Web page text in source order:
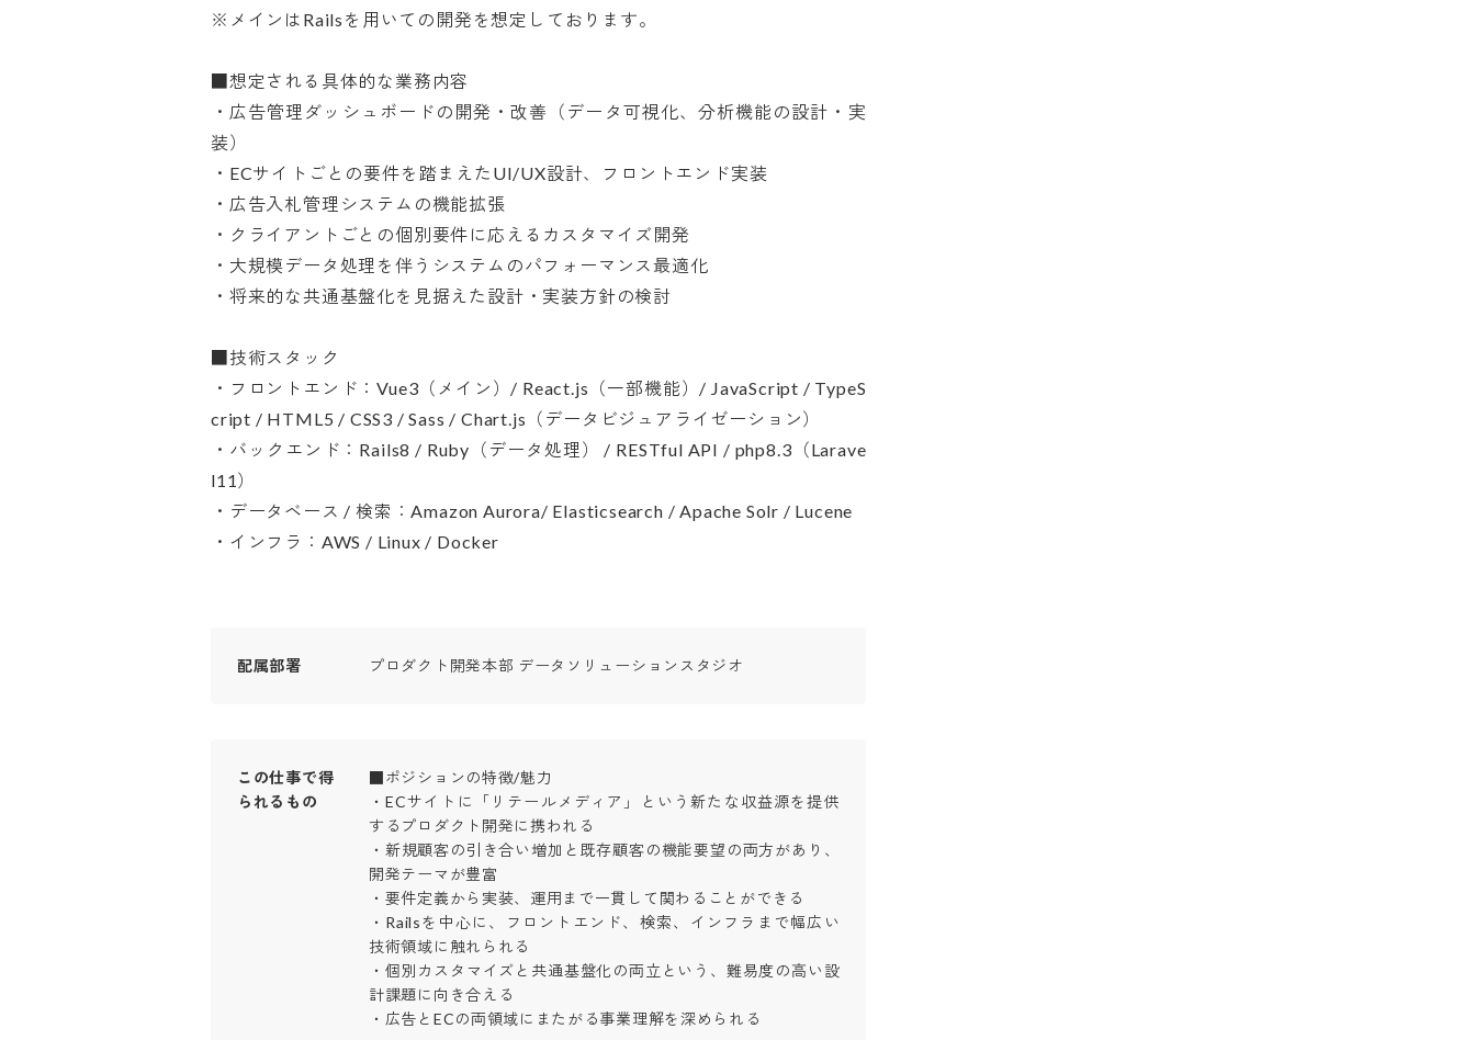
※メインはRailsを用いての開発を想定しております。
■想定される具体的な業務内容
・広告管理ダッシュボードの開発・改善（データ可視化、分析機能の設計・実
装）
・ECサイトごとの要件を踏まえたUI/UX設計、フロントエンド実装
・広告入札管理システムの機能拡張
・クライアントごとの個別要件に応えるカスタマイズ開発
・大規模データ処理を伴うシステムのパフォーマンス最適化
・将来的な共通基盤化を見据えた設計・実装方針の検討
■技術スタック
・フロントエンド：Vue3（メイン）/ React.js（一部機能）/ JavaScript / TypeS
cript / HTML5 / CSS3 / Sass / Chart.js（データビジュアライゼーション）
・バックエンド：Rails8 / Ruby（データ処理） / RESTful API / php8.3（Larave
l11）
・データベース / 検索：Amazon Aurora/ Elasticsearch / Apache Solr / Lucene
・インフラ：AWS / Linux / Docker
配属部署 プロダクト開発本部 データソリューションスタジオ
この仕事で得
られるもの
■ポジションの特徴/魅力
・ECサイトに「リテールメディア」という新たな収益源を提供
するプロダクト開発に携われる
・新規顧客の引き合い増加と既存顧客の機能要望の両方があり、
開発テーマが豊富
・要件定義から実装、運用まで一貫して関わることができる
・Railsを中心に、フロントエンド、検索、インフラまで幅広い
技術領域に触れられる
・個別カスタマイズと共通基盤化の両立という、難易度の高い設
計課題に向き合える
・広告とECの両領域にまたがる事業理解を深められる